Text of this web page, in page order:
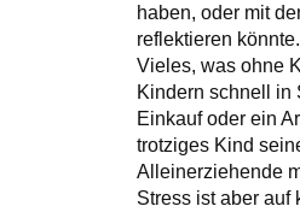
haben, oder mit
reflektieren könnte.
Vieles, was ohne
Kindern schnell in
Einkauf oder ein
trotziges Kind
Alleinerziehende
Stress ist aber auf